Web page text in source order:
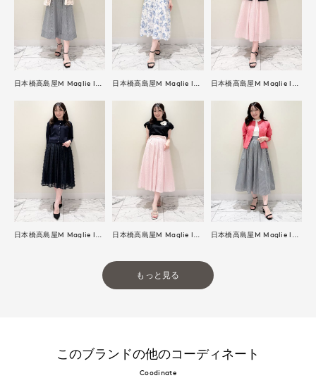
もっと見る
このブランドの他のコーディネート
Coodinate